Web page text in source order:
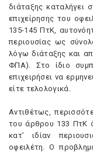
διάταξης καταλήγει
επιχείρησης του
135-145 ΠτK,
περιουσίας ως
λόγω διάταξης και
ΦΠA). Στο ίδιο
επιχειρήσει να
είτε τελολογικά.
Aντιθέτως,
του άρθρου 133 ΠτK
κατ’ ιδίαν
οφειλέτη. O